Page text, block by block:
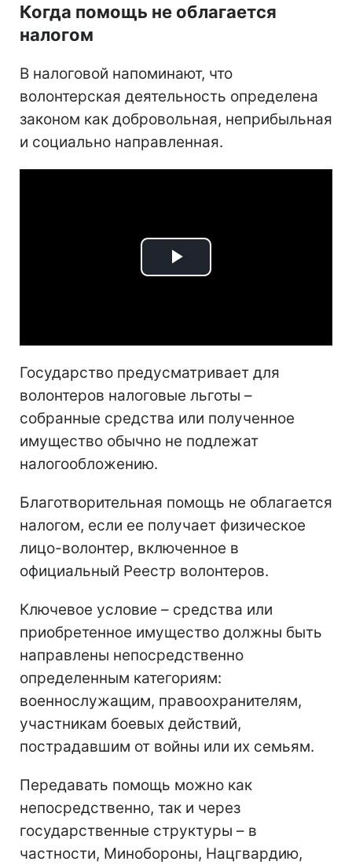
Когда помощь не облагается
налогом
В налоговой напоминают, что
волонтерская деятельность определена
законом как добровольная, неприбыльная
и социально направленная.
Play
Государство предусматривает для
волонтеров налоговые льготы –
собранные средства или полученное
имущество обычно не подлежат
налогообложению.
Благотворительная помощь не облагается
налогом, если ее получает физическое
лицо-волонтер, включенное в
официальный Реестр волонтеров.
Ключевое условие – средства или
приобретенное имущество должны быть
направлены непосредственно
определенным категориям:
военнослужащим, правоохранителям,
участникам боевых действий,
пострадавшим от войны или их семьям.
Передавать помощь можно как
непосредственно, так и через
государственные структуры – в
частности, Минобороны, Нацгвардию,